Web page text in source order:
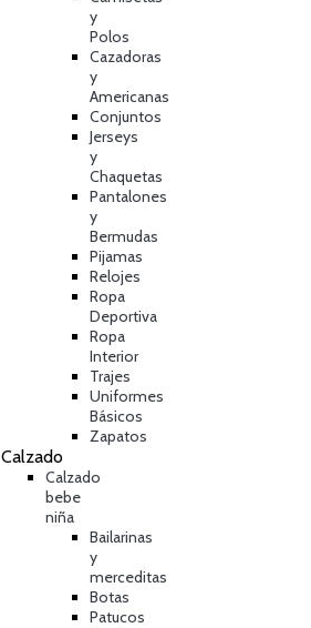
y
Polos
Cazadoras
y
Americanas
Conjuntos
Jerseys
y
Chaquetas
Pantalones
y
Bermudas
Pijamas
Relojes
Ropa
Deportiva
Ropa
Interior
Trajes
Uniformes
Básicos
Zapatos
Calzado
Calzado
bebe
niña
Bailarinas
y
merceditas
Botas
Patucos